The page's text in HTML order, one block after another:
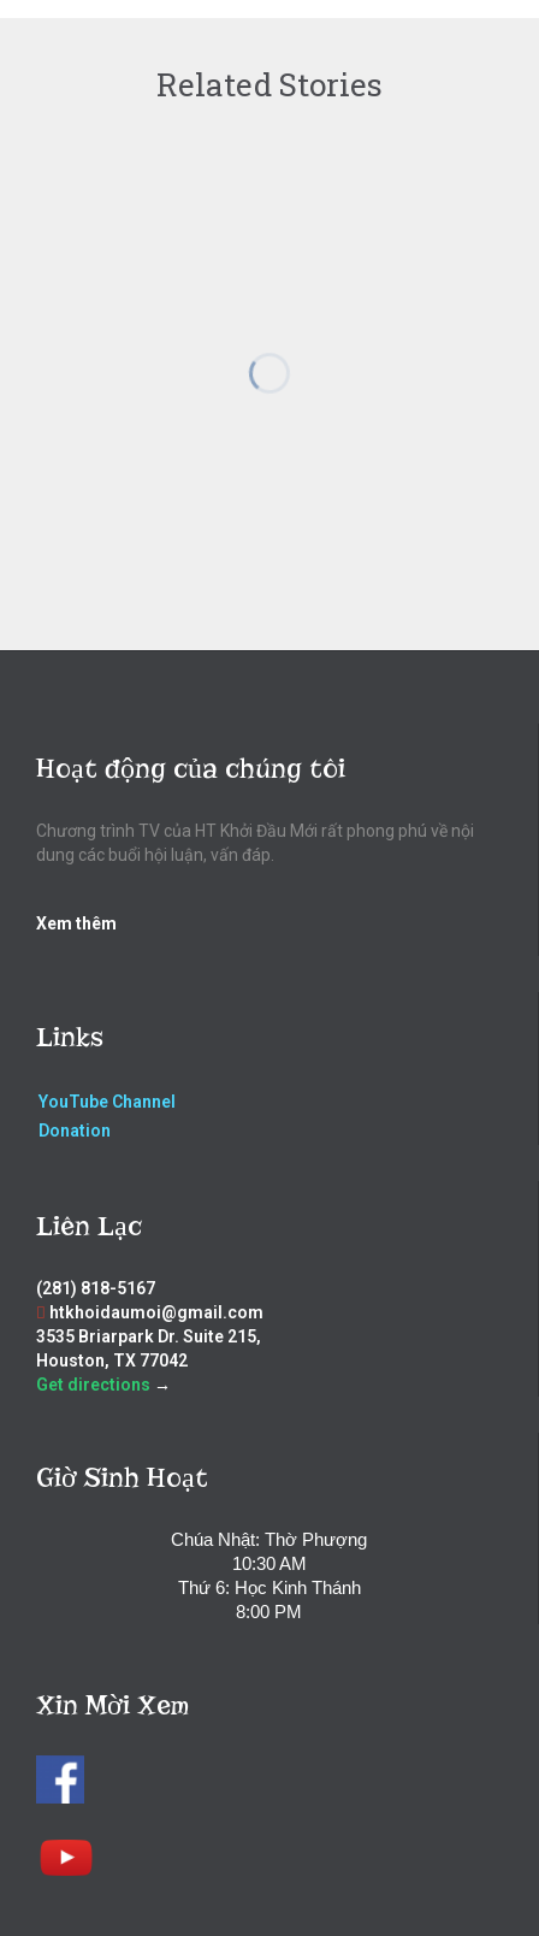
Related Stories
Hoạt động của chúng tôi
Chương trình TV của HT Khởi Đầu Mới rất phong phú về nội
dung các buổi hội luận, vấn đáp.
Xem thêm
Links
YouTube Channel
Donation
Liên Lạc
(281) 818-5167
htkhoidaumoi@gmail.com
3535 Briarpark Dr. Suite 215,
Houston, TX 77042
Get directions →
Giờ Sinh Hoạt
Chúa Nhật: Thờ Phượng
10:30 AM
Thứ 6: Học Kinh Thánh
8:00 PM
Xin Mời Xem